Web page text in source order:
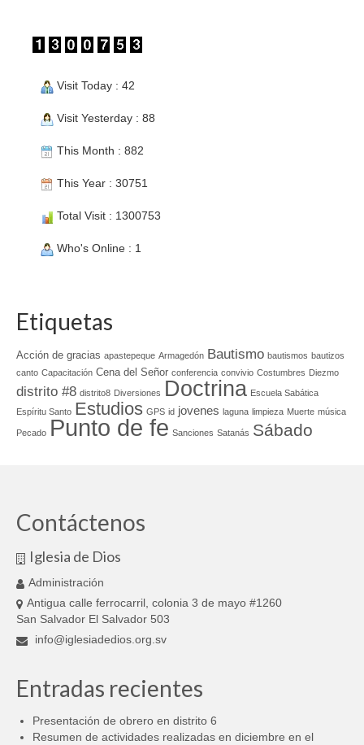
Visit Today : 42
Visit Yesterday : 88
This Month : 882
This Year : 30751
Total Visit : 1300753
Who's Online : 1
Etiquetas
Acción de gracias apastepeque Armagedón Bautismo bautismos bautizos
canto Capacitación Cena del Señor conferencia convivio Costumbres Diezmo
distrito #8 distrito8 Diversiones Doctrina Escuela Sabática
Espíritu Santo Estudios GPS id jovenes laguna limpieza Muerte música
Pecado Punto de fe Sanciones Satanás Sábado
Contáctenos
Iglesia de Dios
Administración
Antigua calle ferrocarril, colonia 3 de mayo #1260
San Salvador El Salvador 503
info@iglesiadedios.org.sv
Entradas recientes
Presentación de obrero en distrito 6
Resumen de actividades realizadas en diciembre en el